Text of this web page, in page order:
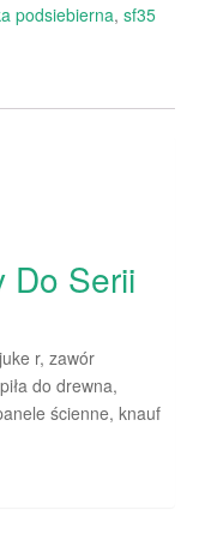
podsiebierna, sf35
Do Serii
r, zawór
do drewna,
ścienne, knauf